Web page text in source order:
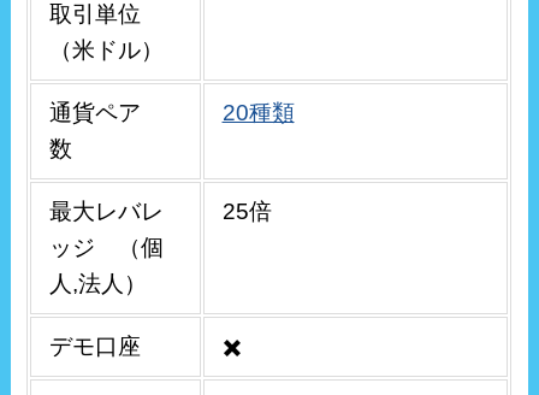
取引単位
（米ドル）
通貨ペア
数
20種類
最大レバレ
ッジ （個
人,法人）
25倍
デモ口座 ✖️